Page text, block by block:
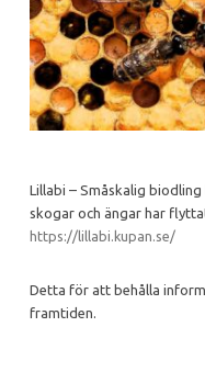
Lillabi – Småskalig biodling
skogar och ängar har
https://lillabi.kupan.se/
Detta för att behålla
framtiden.